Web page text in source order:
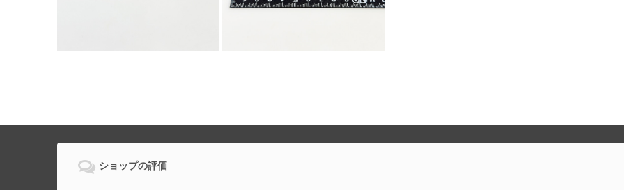
ショップの評価